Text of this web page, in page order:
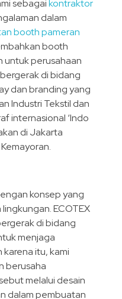
sebagaikontraktor
dalam
booth pameran
booth
untuk perusahaan
di bidang
dan branding yang
Industri Tekstil dan
internasional ‘Indo
di Jakarta
konsep yang
ECOTEX
di bidang
menjaga
itu, kami
berusaha
melalui desain
dalam pembuatan